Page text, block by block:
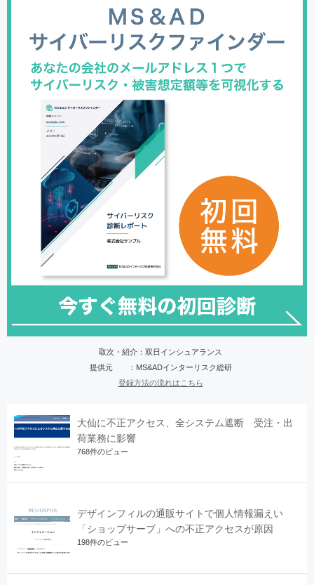
取次・紹介：双日インシュアランス
提供元 ：MS&ADインターリスク総研
登録方法の流れはこちら
大仙に不正アクセス、全システム遮断 受注・出
荷業務に影響
768件のビュー
デザインフィルの通販サイトで個人情報漏えい
「ショップサーブ」への不正アクセスが原因
198件のビュー